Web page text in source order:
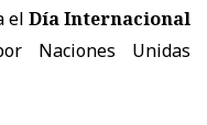
el Día Internacional
Naciones Unidas